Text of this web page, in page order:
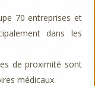
70 entreprises et
dans les
de proximité sont
médicaux.